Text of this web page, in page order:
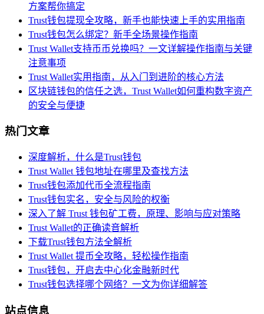
方案帮你搞定
Trust钱包提现全攻略，新手也能快速上手的实用指南
Trust钱包怎么绑定？新手全场景操作指南
Trust Wallet支持币币兑换吗？一文详解操作指南与关键
注意事项
Trust Wallet实用指南，从入门到进阶的核心方法
区块链钱包的信任之选，Trust Wallet如何重构数字资产
的安全与便捷
热门文章
深度解析，什么是Trust钱包
Trust Wallet 钱包地址在哪里及查找方法
Trust钱包添加代币全流程指南
Trust钱包实名，安全与风险的权衡
深入了解 Trust 钱包矿工费，原理、影响与应对策略
Trust Wallet的正确读音解析
下载Trust钱包方法全解析
Trust Wallet 提币全攻略，轻松操作指南
Trust钱包，开启去中心化金融新时代
Trust钱包选择哪个网络？一文为你详细解答
站点信息